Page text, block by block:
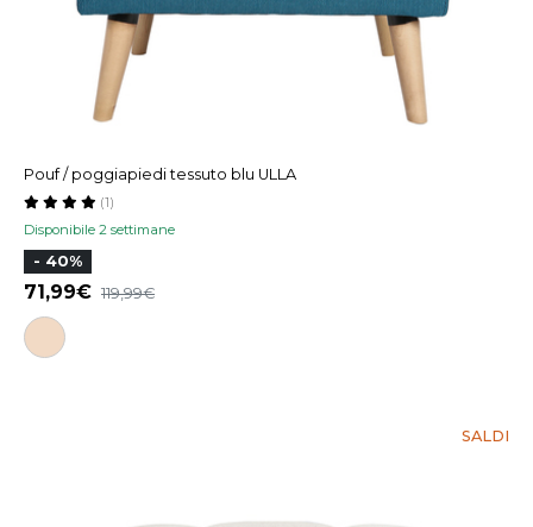
Pouf / poggiapiedi tessuto blu ULLA
Disponibile 2 settimane
(1)
- 40%
71,99 119,99
SALDI